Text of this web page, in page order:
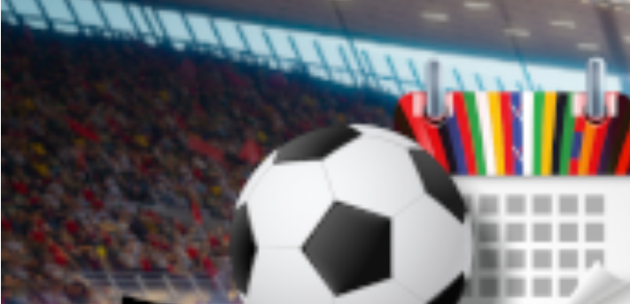
μίλησε στο BN για το 2024και τη
της πολυετούς καριέρας του.
Συνέντευξη στην Άρτεμη Κλεφτάκη
Το EURO 2024βρίσκεται λίγα 24ωρα πριν από τη
ηΑλβανία
ετοιμάζεται για τη δεύτερη συμμετοχή της
στη διοργάνωση.
Με μόλις μία ήττα στα προκριματικά, τερμάτισε πρώτη
δείχνοντας πως μπορεί να εμφανιστεί άκρως
γήπεδα της Γερμανίας